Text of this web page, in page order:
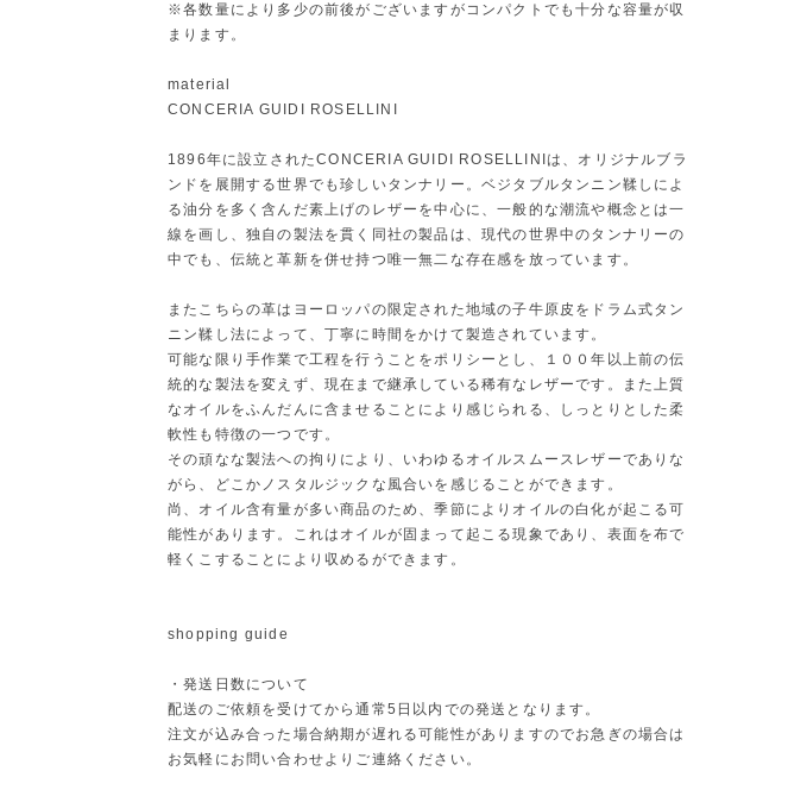
※各数量により多少の前後がございますがコンパクトでも十分な容量が収
まります。
material
CONCERIA GUIDI ROSELLINI
1896年に設立されたCONCERIA GUIDI ROSELLINIは、オリジナルブラ
ンドを展開する世界でも珍しいタンナリー。ベジタブルタンニン鞣しによ
る油分を多く含んだ素上げのレザーを中心に、一般的な潮流や概念とは一
線を画し、独自の製法を貫く同社の製品は、現代の世界中のタンナリーの
中でも、伝統と革新を併せ持つ唯一無二な存在感を放っています。
またこちらの革はヨーロッパの限定された地域の子牛原皮をドラム式タン
ニン鞣し法によって、丁寧に時間をかけて製造されています。
可能な限り手作業で工程を行うことをポリシーとし、１００年以上前の伝
統的な製法を変えず、現在まで継承している稀有なレザーです。また上質
なオイルをふんだんに含ませることにより感じられる、しっとりとした柔
軟性も特徴の一つです。
その頑なな製法への拘りにより、いわゆるオイルスムースレザーでありな
がら、どこかノスタルジックな風合いを感じることができます。
尚、オイル含有量が多い商品のため、季節によりオイルの白化が起こる可
能性があります。これはオイルが固まって起こる現象であり、表面を布で
軽くこすることにより収めるができます。
shopping guide
・発送日数について
配送のご依頼を受けてから通常5日以内での発送となります。
注文が込み合った場合納期が遅れる可能性がありますのでお急ぎの場合は
お気軽にお問い合わせよりご連絡ください。